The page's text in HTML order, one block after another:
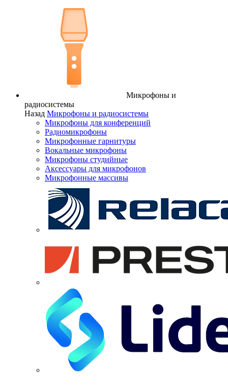
Микрофоны и
радиосистемы
Назад Микрофоны и радиосистемы
Микрофоны для конференций
Радиомикрофоны
Микрофонные гарнитуры
Вокальные микрофоны
Микрофоны студийные
Аксессуары для микрофонов
Микрофонные массивы